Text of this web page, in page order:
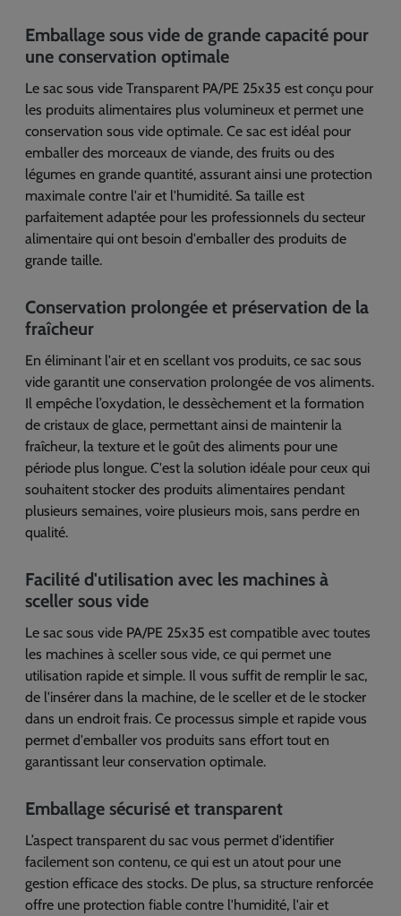
Emballage sous vide de grande capacité pour
une conservation optimale
Le sac sous vide Transparent PA/PE 25x35 est conçu pour
les produits alimentaires plus volumineux et permet une
conservation sous vide optimale. Ce sac est idéal pour
emballer des morceaux de viande, des fruits ou des
légumes en grande quantité, assurant ainsi une protection
maximale contre l'air et l'humidité. Sa taille est
parfaitement adaptée pour les professionnels du secteur
alimentaire qui ont besoin d'emballer des produits de
grande taille.
Conservation prolongée et préservation de la
fraîcheur
En éliminant l'air et en scellant vos produits, ce sac sous
vide garantit une conservation prolongée de vos aliments.
Il empêche l’oxydation, le dessèchement et la formation
de cristaux de glace, permettant ainsi de maintenir la
fraîcheur, la texture et le goût des aliments pour une
période plus longue. C'est la solution idéale pour ceux qui
souhaitent stocker des produits alimentaires pendant
plusieurs semaines, voire plusieurs mois, sans perdre en
qualité.
Facilité d'utilisation avec les machines à
sceller sous vide
Le sac sous vide PA/PE 25x35 est compatible avec toutes
les machines à sceller sous vide, ce qui permet une
utilisation rapide et simple. Il vous suffit de remplir le sac,
de l'insérer dans la machine, de le sceller et de le stocker
dans un endroit frais. Ce processus simple et rapide vous
permet d'emballer vos produits sans effort tout en
garantissant leur conservation optimale.
Emballage sécurisé et transparent
L’aspect transparent du sac vous permet d'identifier
facilement son contenu, ce qui est un atout pour une
gestion efficace des stocks. De plus, sa structure renforcée
offre une protection fiable contre l'humidité, l'air et